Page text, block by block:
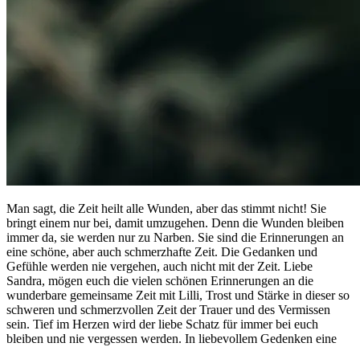
Man sagt, die Zeit heilt alle Wunden, aber das stimmt nicht! Sie
bringt einem nur bei, damit umzugehen. Denn die Wunden bleiben
immer da, sie werden nur zu Narben. Sie sind die Erinnerungen an
eine schöne, aber auch schmerzhafte Zeit. Die Gedanken und
Gefühle werden nie vergehen, auch nicht mit der Zeit. Liebe
Sandra, mögen euch die vielen schönen Erinnerungen an die
wunderbare gemeinsame Zeit mit Lilli, Trost und Stärke in dieser so
schweren und schmerzvollen Zeit der Trauer und des Vermissen
sein. Tief im Herzen wird der liebe Schatz für immer bei euch
bleiben und nie vergessen werden. In liebevollem Gedenken eine